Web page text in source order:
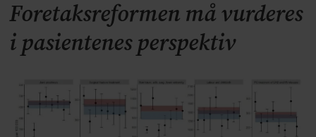
Foretaksreformen må vurderes
i pasientenes perspektiv